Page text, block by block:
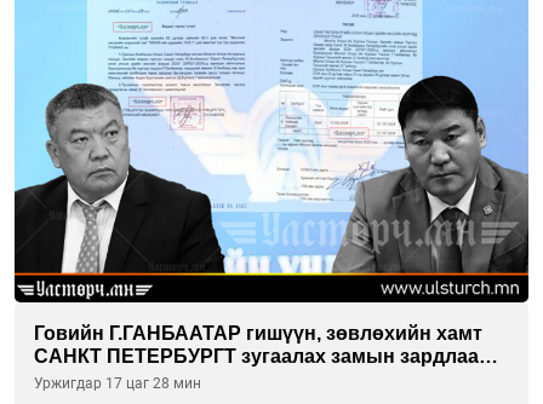
Говийн Г.ГАНБААТАР гишүүн, зөвлөхийн хамт
САНКТ ПЕТЕРБУРГТ зугаалах замын зардлаа
“ИНҮТ” ТӨХХК даажээ
Уржигдар 17 цаг 28 мин